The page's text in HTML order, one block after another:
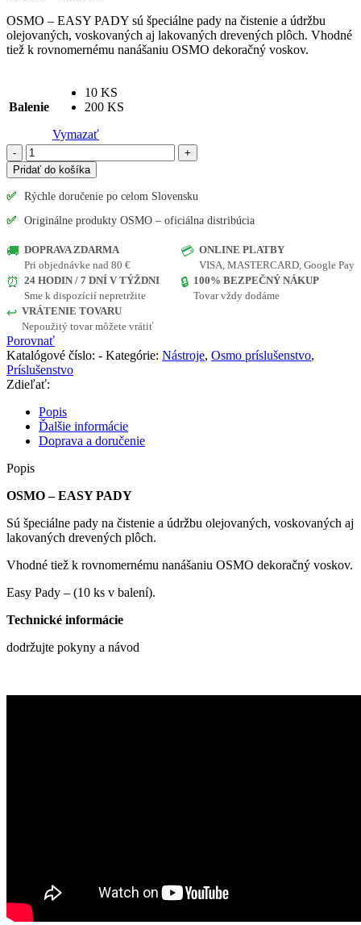
10,65 €
through
199,30 €
OSMO – EASY PADY sú špeciálne pady na čistenie a údržbu
olejovaných, voskovaných aj lakovaných drevených plôch. Vhodné
tiež k rovnomernému nanášaniu OSMO dekoračný voskov.
Balenie
10 KS
200 KS
Vymazať
množstvo
OSMO
EASY
PADY
Pridať do košíka
✅
Rýchle doručenie po celom Slovensku
✅
Originálne produkty OSMO – oficiálna distribúcia
🚚 DOPRAVA ZDARMA
Pri objednávke nad 80 €
💳 ONLINE PLATBY
VISA, MASTERCARD, Google Pay
⏰ 24 HODIN / 7 DNÍ V TÝŽDNI
Sme k dispozícií nepretržite
🔒 100% BEZPEČNÝ NÁKUP
Tovar vždy dodáme
↩️ VRÁTENIE TOVARU
Nepoužitý tovar môžete vrátiť
Porovnať
Katalógové číslo: - Kategórie: Nástroje, Osmo príslušenstvo,
Príslušenstvo
Zdieľať:
Popis
Ďalšie informácie
Doprava a doručenie
Popis
OSMO – EASY PADY
Sú špeciálne pady na čistenie a údržbu olejovaných, voskovaných aj
lakovaných drevených plôch.
Vhodné tiež k rovnomernému nanášaniu OSMO dekoračný voskov.
Easy Pady – (10 ks v balení).
Technické informácie
dodržujte pokyny a návod